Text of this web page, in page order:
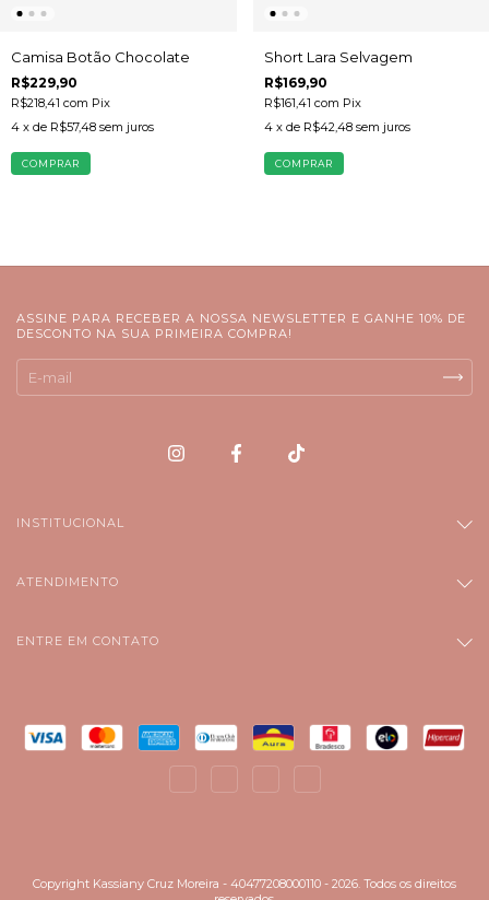
Camisa Botão Chocolate
R$229,90
R$218,41 com Pix
4 x de R$57,48 sem juros
COMPRAR
Short Lara Selvagem
R$169,90
R$161,41 com Pix
4 x de R$42,48 sem juros
COMPRAR
ASSINE PARA RECEBER A NOSSA NEWSLETTER E GANHE 10% DE
DESCONTO NA SUA PRIMEIRA COMPRA!
INSTITUCIONAL
ATENDIMENTO
ENTRE EM CONTATO
Copyright Kassiany Cruz Moreira - 40477208000110 - 2026. Todos os direitos